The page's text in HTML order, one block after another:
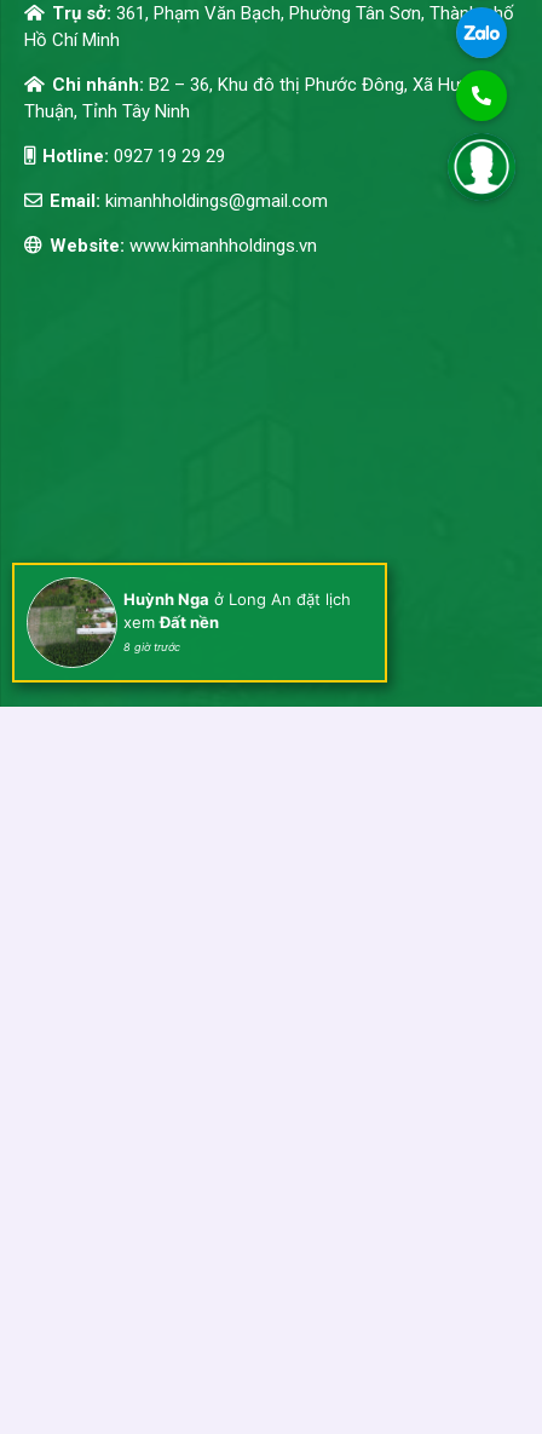
Trụ sở: 361, Phạm Văn Bạch, Phường Tân Sơn, Thành phố
Hồ Chí Minh
Chi nhánh: B2 – 36, Khu đô thị Phước Đông, Xã Hưng
Thuận, Tỉnh Tây Ninh
Hotline: 0927 19 29 29
Email: kimanhholdings@gmail.com
Website: www.kimanhholdings.vn
Huỳnh Nga ở Long An đặt lịch
xemĐất nền
8 giờ trước